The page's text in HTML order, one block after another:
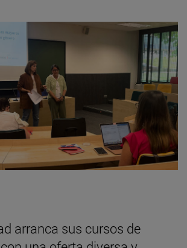
arranca sus cursos de